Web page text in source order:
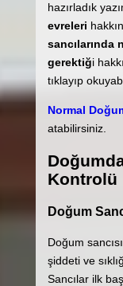
hazırladık
evreleri
sancılarında
gerektiği
tıklayıp
Normal
atabilirsiniz.
Kontrolü
Doğum
Doğum
şiddeti ve
Sancılar ilk